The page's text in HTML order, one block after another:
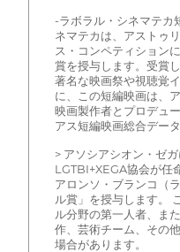
-ラボラル・シネマテカ
ネマテカは、アストゥ
ス・コンペティション
賞を授与します。受賞
著名な映画祭や視聴覚
に、この短編映画は、
映画製作者とプロデュ
アス短編映画総合デー
> アソシアシオン・ゼ
LGTBI+XEGA協会が任
アロンソ・ブランコ（
ル賞」を授与します。
ル分野の第一人者、ま
作、芸術チーム、その
場合があります。